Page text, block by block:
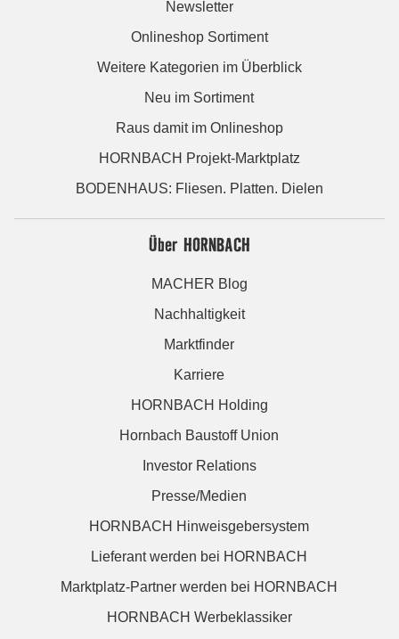
Newsletter
Onlineshop Sortiment
Weitere Kategorien im Überblick
Neu im Sortiment
Raus damit im Onlineshop
HORNBACH Projekt-Marktplatz
BODENHAUS: Fliesen. Platten. Dielen
Über HORNBACH
MACHER Blog
Nachhaltigkeit
Marktfinder
Karriere
HORNBACH Holding
Hornbach Baustoff Union
Investor Relations
Presse/Medien
HORNBACH Hinweisgebersystem
Lieferant werden bei HORNBACH
Marktplatz-Partner werden bei HORNBACH
HORNBACH Werbeklassiker